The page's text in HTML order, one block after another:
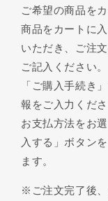
ご希望の商品を
商品をカートに
いただき、ご注
ご記入ください。
「ご購入手続き
報をご入力くださ
お支払方法をお
入する」ボタン
ます。
※ご注文完了後